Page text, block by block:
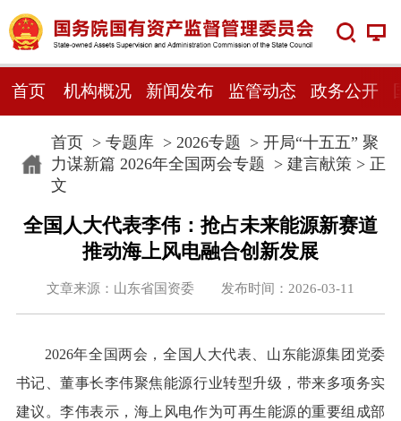
首页 机构概况 新闻发布 监管动态 政务公开
首页> 专题库> 2026专题 > 开局“十五五” 聚
力谋新篇 2026年全国两会专题 > 建言献策> 正
文
全国人大代表李伟：抢占未来能源新赛道
推动海上风电融合创新发展
文章来源：山东省国资委 发布时间：2026-03-11
2026年全国两会，全国人大代表、山东能源集团党委
书记、董事长李伟聚焦能源行业转型升级，带来多项务实
建议。李伟表示，海上风电作为可再生能源的重要组成部